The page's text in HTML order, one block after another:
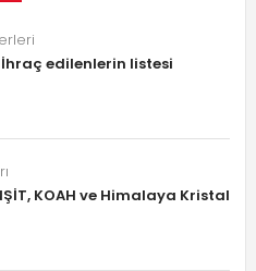
edilenlerin listesi
KOAH ve Himalaya Kristal